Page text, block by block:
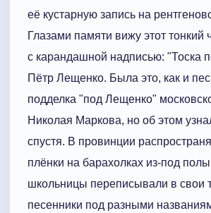
её кустарную запись на
Глазами памяти вижу этот тонкий
с карандашной надписью: "Тоска
Пётр Лещенко. Была это, как и
подделка "под Лещенко"
Николая Маркова, но об этом
спустя. В провинции
плёнки на барахолках из-под
школьницы переписывали в свои
песенники под разными